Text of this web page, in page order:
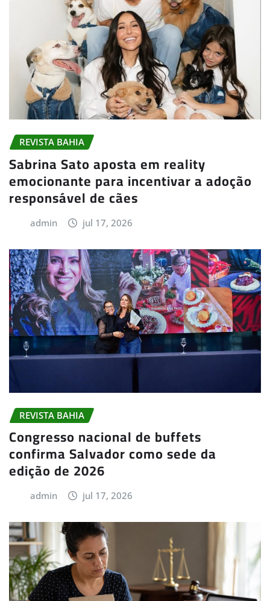
REVISTA BAHIA
Sabrina Sato aposta em reality
emocionante para incentivar a adoção
responsável de cães
admin jul 17, 2026
REVISTA BAHIA
Congresso nacional de buffets
confirma Salvador como sede da
edição de 2026
admin jul 17, 2026